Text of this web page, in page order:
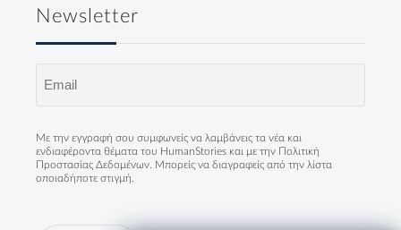
Newsletter
Με την εγγραφή σου συμφωνείς να λαμβάνεις τα νέα και
ενδιαφέροντα θέματα του HumanStories και με την
Πολιτική
Προστασίας Δεδομένων. Μπορείς να διαγραφείς από την λίστα
οποιαδήποτε στιγμή.